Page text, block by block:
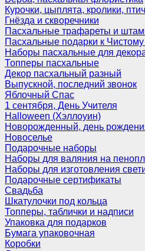
Курочки, цыплята, кролики,
Гнёзда и скворечники
Пасхальные трафареты и
Пасхальные подарки к Чистому
Наборы пасхальные для
Топперы пасхальные
Декор пасхальный разный
Выпускной, последний звонок
Яблочный Спас
1 сентября, День Учителя
Halloween (Хэллоуин)
Новорожденный, день
Новоселье
Подарочные наборы
Наборы для валяния на
Наборы для изготовления
Подарочные сертификаты
Свадьба
Шкатулочки под кольца
Топперы, таблички и надписи
Упаковка для подарков
Бумага упаковочная
Коробки